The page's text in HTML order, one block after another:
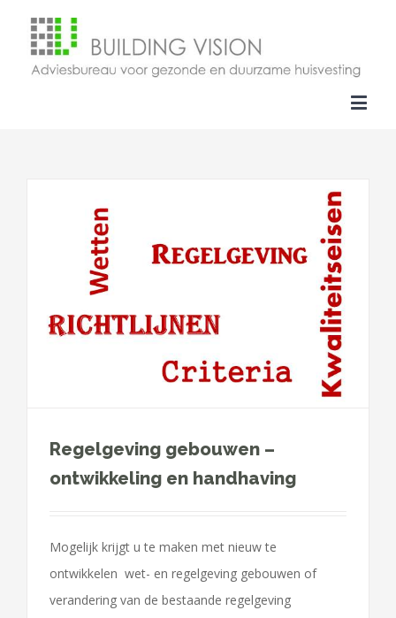
Regelgeving gebouwen –
ontwikkeling en handhaving
Mogelijk krijgt u te maken met nieuw te
ontwikkelen wet- en regelgeving gebouwen of
verandering van de bestaande regelgeving